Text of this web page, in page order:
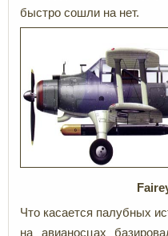
быстро сошли на нет.
Что касается палубных
на авианосцах